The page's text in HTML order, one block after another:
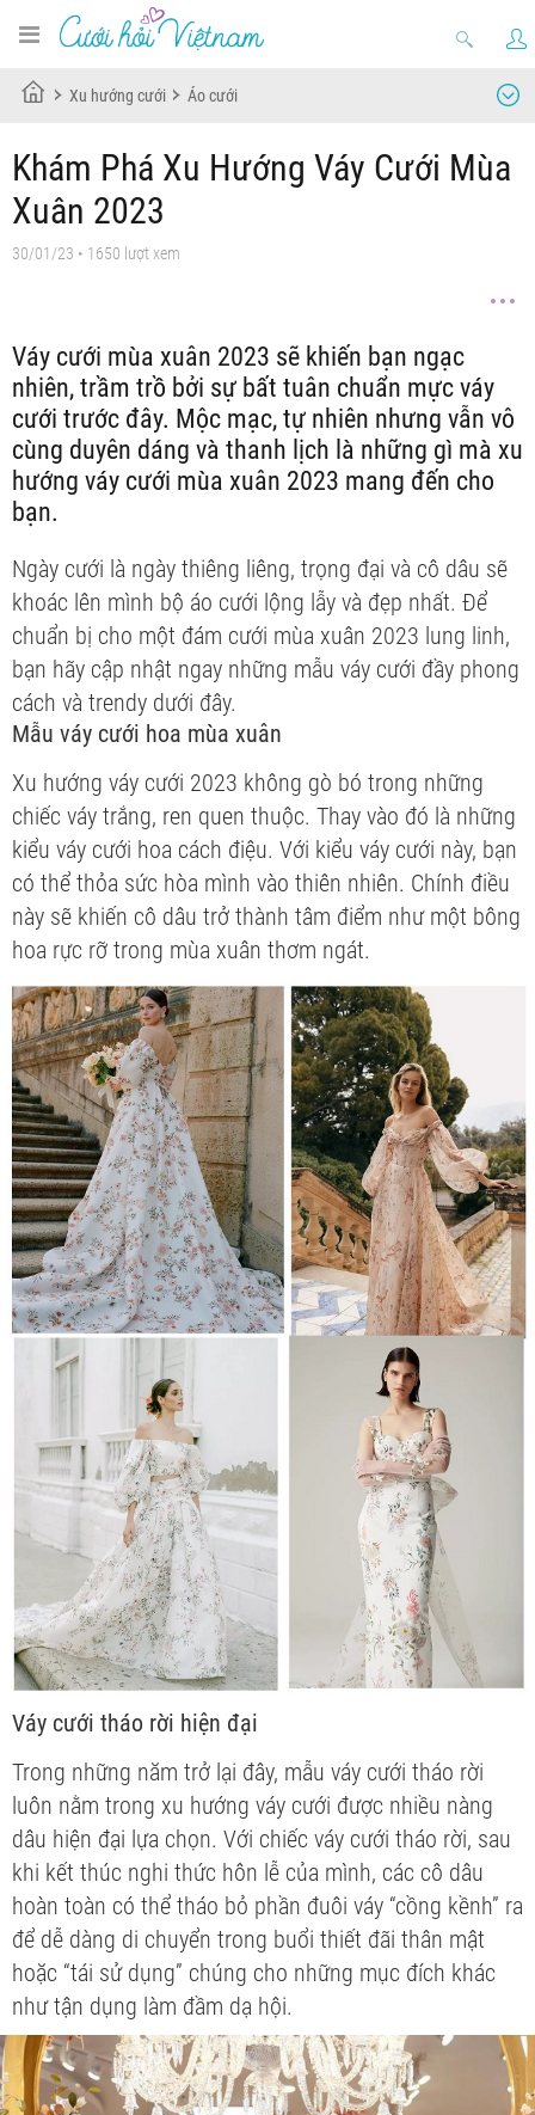
Xu hướng cưới Áo cưới
Khám Phá Xu Hướng Váy Cưới Mùa
Xuân 2023
30/01/23 • 1650 lượt xem
Váy cưới mùa xuân 2023 sẽ khiến bạn ngạc
nhiên, trầm trồ bởi sự bất tuân chuẩn mực váy
cưới trước đây. Mộc mạc, tự nhiên nhưng vẫn vô
cùng duyên dáng và thanh lịch là những gì mà xu
hướng váy cưới mùa xuân 2023 mang đến cho
bạn.
Ngày cưới là ngày thiêng liêng, trọng đại và cô dâu sẽ
khoác lên mình bộ áo cưới lộng lẫy và đẹp nhất. Để
chuẩn bị cho một đám cưới mùa xuân 2023 lung linh,
bạn hãy cập nhật ngay những mẫu váy cưới đầy phong
cách và trendy dưới đây.
Mẫu váy cưới hoa mùa xuân
Xu hướng váy cưới 2023 không gò bó trong những
chiếc váy trắng, ren quen thuộc. Thay vào đó là những
kiểu váy cưới hoa cách điệu. Với kiểu váy cưới này, bạn
có thể thỏa sức hòa mình vào thiên nhiên. Chính điều
này sẽ khiến cô dâu trở thành tâm điểm như một bông
hoa rực rỡ trong mùa xuân thơm ngát.
Váy cưới tháo rời hiện đại
Trong những năm trở lại đây, mẫu váy cưới tháo rời
luôn nằm trong xu hướng váy cưới được nhiều nàng
dâu hiện đại lựa chọn. Với chiếc váy cưới tháo rời, sau
khi kết thúc nghi thức hôn lễ của mình, các cô dâu
hoàn toàn có thể tháo bỏ phần đuôi váy “cồng kềnh” ra
để dễ dàng di chuyển trong buổi thiết đãi thân mật
hoặc “tái sử dụng” chúng cho những mục đích khác
như tận dụng làm đầm dạ hội.